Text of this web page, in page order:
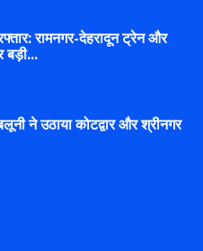
रामनगर-देहरादून ट्रेन और
बड़ी...
ने उठाया कोटद्वार और श्रीनगर